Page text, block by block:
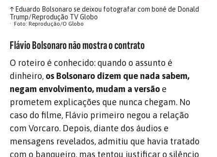
↑Eduardo Bolsonaro se deixou fotografar com boné de Donald
Trump/Reprodução TV Globo
Foto: Reprodução/O Globo
Flávio Bolsonaro não mostra o contrato
O roteiro é conhecido: quando o assunto é
dinheiro, os Bolsonaro dizem que nada sabem,
negam envolvimento, mudam a versão e
prometem explicações que nunca chegam. No
caso do filme, Flávio primeiro negou a relação
com Vorcaro. Depois, diante dos áudios e
mensagens revelados, admitiu que havia tratado
com o banqueiro, mas tentou justificar o silêncio